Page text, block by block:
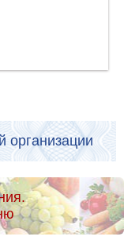
организации